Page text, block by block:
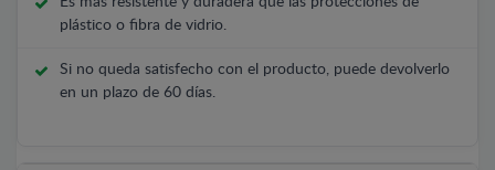
plástico o fibra de vidrio.
Si no queda satisfecho con el producto, puede devolverlo
en un plazo de 60 días.